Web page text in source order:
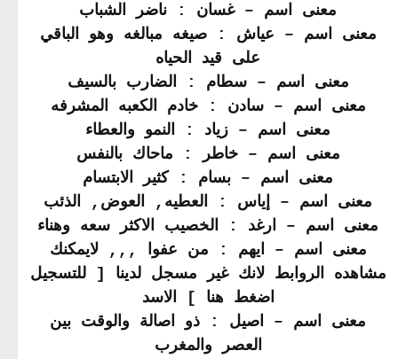
معنى اسم – غسان : ناضر الشباب
معنى اسم – عياش : صيغه مبالغه وهو الباقي
على قيد الحياه
معنى اسم – سطام : الضارب بالسيف
معنى اسم – سادن : خادم الكعبه المشرفه
معنى اسم – زياد : النمو والعطاء
معنى اسم – خاطر : ماحاك بالنفس
معنى اسم – بسام : كثير الابتسام
معنى اسم – إياس : العطيه, العوض, الذئب
معنى اسم – ارغد : الخصيب الاكثر سعه وهناء
معنى اسم – ايهم : من عفوا ,,, لايمكنك
مشاهده الروابط لانك غير مسجل لدينا [ للتسجيل
اضغط هنا ] الاسد
معنى اسم – اصيل : ذو اصالة والوقت بين
العصر والمغرب